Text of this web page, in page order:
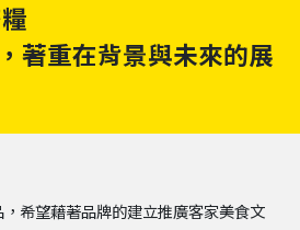
著重在背景與未來的展
希望藉著品牌的建立推廣客家美食文